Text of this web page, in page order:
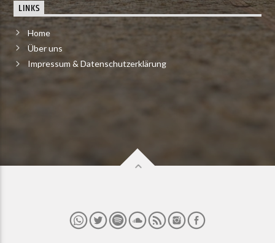
LINKS
Home
Über uns
Impressum & Datenschutzerklärung